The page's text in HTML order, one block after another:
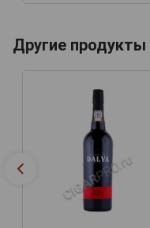
Другие продукты